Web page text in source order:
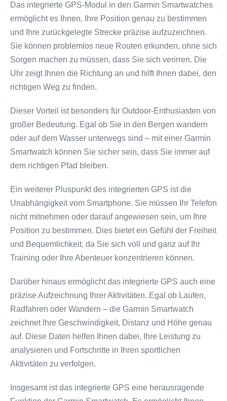
Das integrierte GPS-Modul in den Garmin Smartwatches
ermöglicht es Ihnen, Ihre Position genau zu bestimmen
und Ihre zurückgelegte Strecke präzise aufzuzeichnen.
Sie können problemlos neue Routen erkunden, ohne sich
Sorgen machen zu müssen, dass Sie sich verirren. Die
Uhr zeigt Ihnen die Richtung an und hilft Ihnen dabei, den
richtigen Weg zu finden.
Dieser Vorteil ist besonders für Outdoor-Enthusiasten von
großer Bedeutung. Egal ob Sie in den Bergen wandern
oder auf dem Wasser unterwegs sind – mit einer Garmin
Smartwatch können Sie sicher sein, dass Sie immer auf
dem richtigen Pfad bleiben.
Ein weiterer Pluspunkt des integrierten GPS ist die
Unabhängigkeit vom Smartphone. Sie müssen Ihr Telefon
nicht mitnehmen oder darauf angewiesen sein, um Ihre
Position zu bestimmen. Dies bietet ein Gefühl der Freiheit
und Bequemlichkeit, da Sie sich voll und ganz auf Ihr
Training oder Ihre Abenteuer konzentrieren können.
Darüber hinaus ermöglicht das integrierte GPS auch eine
präzise Aufzeichnung Ihrer Aktivitäten. Egal ob Laufen,
Radfahren oder Wandern – die Garmin Smartwatch
zeichnet Ihre Geschwindigkeit, Distanz und Höhe genau
auf. Diese Daten helfen Ihnen dabei, Ihre Leistung zu
analysieren und Fortschritte in Ihren sportlichen
Aktivitäten zu verfolgen.
Insgesamt ist das integrierte GPS eine herausragende